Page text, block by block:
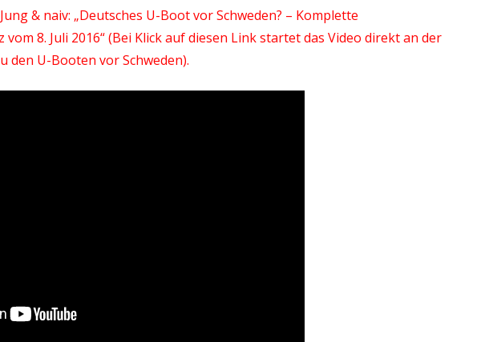
& naiv: „Deutsches U-Boot vor Schweden? – Komplette
8. Juli 2016“ (Bei Klick auf diesen Link startet das Video direkt an der
den U-Booten vor Schweden).